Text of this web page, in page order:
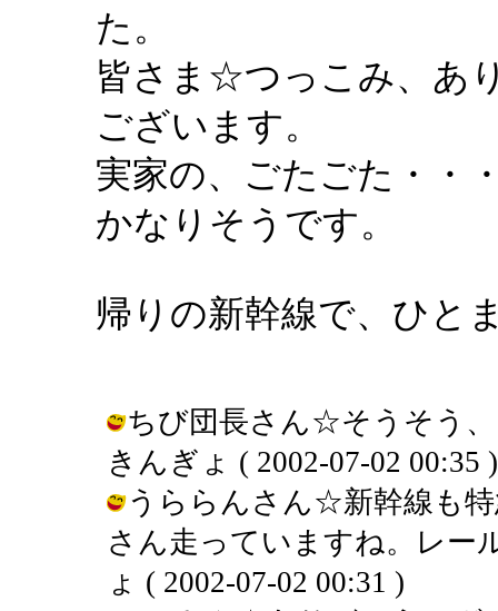
た。
皆さま☆つっこみ、あ
ございます。
実家の、ごたごた・・
かなりそうです。
帰りの新幹線で、ひと
ちび団長さん☆そうそう
きんぎょ ( 2002-07-02 00:35 )
うららんさん☆新幹線も
さん走っていますね。レー
ょ ( 2002-07-02 00:31 )